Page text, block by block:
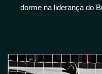
dorme na liderança do